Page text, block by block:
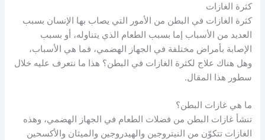
كثرة الغازات
كثرة الغازات في البطن من الأمور التي يصاب بها الإنسان بسبب
العديد من الأسباب إما بسبب الطعام الذي يتناوله، أو بسبب
الإصابة بأمراض مختلفة في الجهاز الهضمي، فما هي الأسباب،
وهل هناك علاج لكثرة الغازات في البطن؟ هذا ما نتعرف عليه خلال
سطور هذا المقال.
ما هي غازات البطن؟
تنشأ غازات البطن من فضلات الطعام في الجهاز الهضمي، وهذه
الغازات تتكوّن من النيتروجين والهيدروجين والميثان والأكسحين